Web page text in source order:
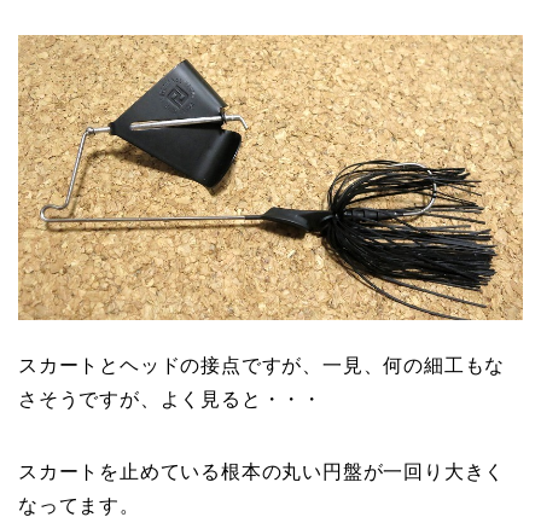
スカートとヘッドの接点ですが、一見、何の細工もな
さそうですが、よく見ると・・・
スカートを止めている根本の丸い円盤が一回り大きく
なってます。